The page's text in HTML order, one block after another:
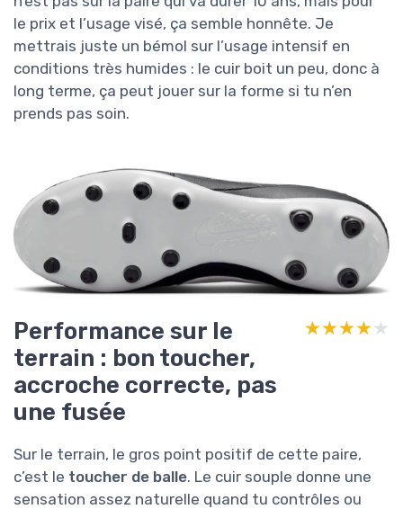
le prix et l’usage visé, ça semble honnête. Je
mettrais juste un bémol sur l’usage intensif en
conditions très humides : le cuir boit un peu, donc à
long terme, ça peut jouer sur la forme si tu n’en
prends pas soin.
Performance sur le
terrain : bon toucher,
accroche correcte, pas
une fusée
★★★★★
★★★★★
Sur le terrain, le gros point positif de cette paire,
c’est le toucher de balle. Le cuir souple donne une
sensation assez naturelle quand tu contrôles ou